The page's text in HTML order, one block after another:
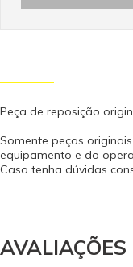
Peça de reposição
Somente peças
equipamento e do
Caso tenha dúvidas
AVALIAÇÕES